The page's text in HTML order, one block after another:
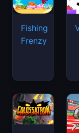
Fishing
Frenzy